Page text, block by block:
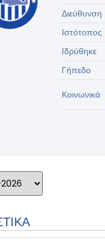
Διεύθυνση
Ιστότοπος
Ιδρύθηκε
Γήπεδο
Κοινωνικά